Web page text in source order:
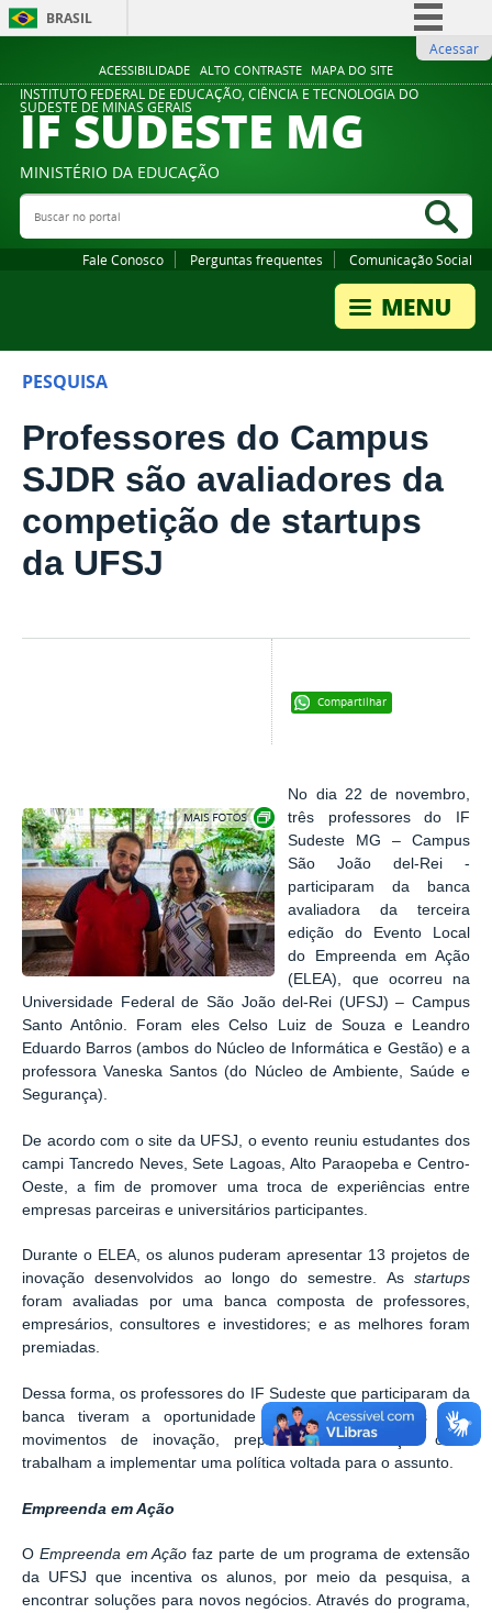
ACESSIBILIDADE ALTO CONTRASTE MAPA DO SITE
BRASIL
Comunica BR
Participe
Legislação
Acessar
INSTITUTO FEDERAL DE EDUCAÇÃO, CIÊNCIA E TECNOLOGIA DO
SUDESTE DE MINAS GERAIS
IF SUDESTE MG
MINISTÉRIO DA EDUCAÇÃO
Buscar no portal
Fale Conosco Perguntas frequentes Comunicação Social
PESQUISA
Professores do Campus
SJDR são avaliadores da
competição de startups
da UFSJ
Compartilhar
Exibir carrossel de imagens
No dia 22 de novembro,
três professores do IF
Sudeste MG – Campus
São João del-Rei -
participaram da banca
avaliadora da terceira
edição do Evento Local
do Empreenda em Ação
(ELEA), que ocorreu na
Universidade Federal de São João del-Rei (UFSJ) – Campus
Santo Antônio. Foram eles Celso Luiz de Souza e Leandro
Eduardo Barros (ambos do Núcleo de Informática e Gestão) e a
professora Vaneska Santos (do Núcleo de Ambiente, Saúde e
Segurança).
De acordo com o site da UFSJ, o evento reuniu estudantes dos
campi Tancredo Neves, Sete Lagoas, Alto Paraopeba e Centro-
Oeste, a fim de promover uma troca de experiências entre
empresas parceiras e universitários participantes.
Durante o ELEA, os alunos puderam apresentar 13 projetos de
inovação desenvolvidos ao longo do semestre. As startups
foram avaliadas por uma banca composta de professores,
empresários, consultores e investidores; e as melhores foram
premiadas.
Dessa forma, os professores do IF Sudeste que participaram da
banca tiveram a oportunidade de estreitar relações com
movimentos de inovação, preparando a instituição onde
trabalham a implementar uma política voltada para o assunto.
Empreenda em Ação
O Empreenda em Açãofaz parte de um programa de extensão
da UFSJ que incentiva os alunos, por meio da pesquisa, a
encontrar soluções para novos negócios. Através do programa,